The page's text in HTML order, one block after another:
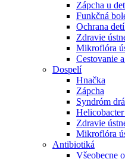
Zápcha u
Funkčná
Ochrana
Zdravie
Mikroflóra
Cestovanie
Dospelí
Hnačka
Zápcha
Syndróm
Zdravie
Mikroflóra
Antibiotiká
Všeobecne